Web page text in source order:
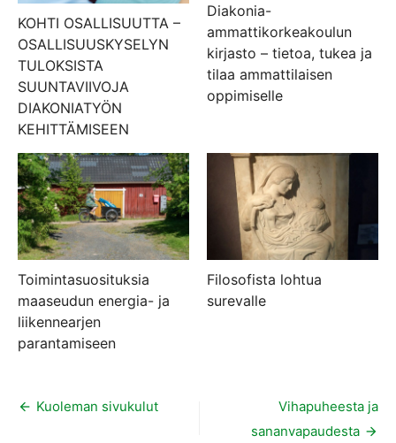
KOHTI OSALLISUUTTA –
OSALLISUUSKYSELYN
TULOKSISTA
SUUNTAVIIVOJA
DIAKONIATYÖN
KEHITTÄMISEEN
Diakonia-
ammattikorkeakoulun
kirjasto – tietoa, tukea ja
tilaa ammattilaisen
oppimiselle
Toimintasuosituksia
maaseudun energia- ja
liikennearjen
parantamiseen
Filosofista lohtua
surevalle
Artikkelien
Kuoleman sivukulut
Vihapuheesta ja
sananvapaudesta